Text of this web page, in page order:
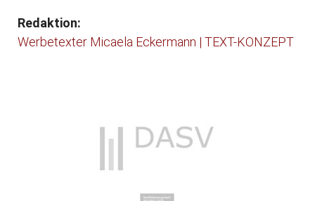
Redaktion:
Werbetexter Micaela Eckermann | TEXT-KONZEPT